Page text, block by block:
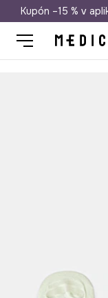
Doprava
Kupón –15 % v